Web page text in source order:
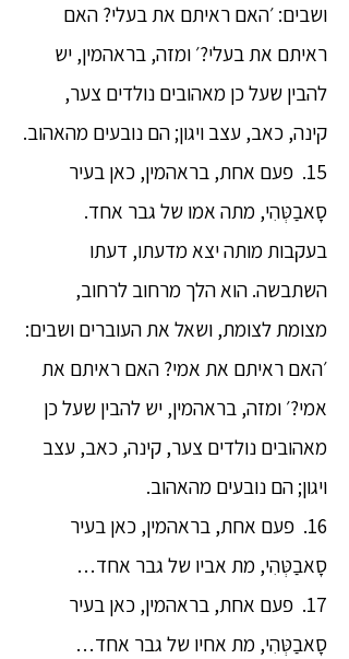
ושבים: ׳האם ראיתם את בעלי? האם
ראיתם את בעלי?׳ ומזה, בראהמין, יש
להבין שעל כן מאהובים נולדים צער,
קינה, כאב, עצב ויגון; הם נובעים מהאהוב.
15. פעם אחת, בראהמין, כאן בעיר
סָאבַטְּהִי, מתה אמו של גבר אחד.
בעקבות מותה יצא מדעתו, דעתו
השתבשה. הוא הלך מרחוב לרחוב,
מצומת לצומת, ושאל את העוברים ושבים:
׳האם ראיתם את אמי? האם ראיתם את
אמי?׳ ומזה, בראהמין, יש להבין שעל כן
מאהובים נולדים צער, קינה, כאב, עצב
ויגון; הם נובעים מהאהוב.
16. פעם אחת, בראהמין, כאן בעיר
סָאבַטְּהִי, מת אביו של גבר אחד…
17. פעם אחת, בראהמין, כאן בעיר
סָאבַטְּהִי, מת אחיו של גבר אחד…